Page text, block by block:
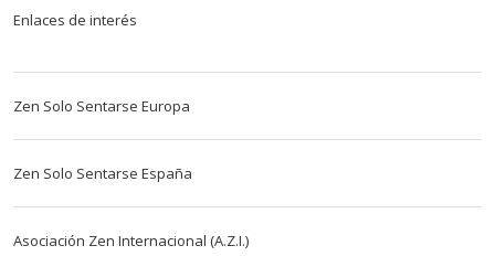
Enlaces de interés
Zen Solo Sentarse Europa
Zen Solo Sentarse España
Asociación Zen Internacional (A.Z.I.)